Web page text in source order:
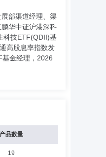
部渠道经理、渠
华中证沪港深科
科技ETF(QDII)基
高股息率指数发
金经理，2026
产品数量
19